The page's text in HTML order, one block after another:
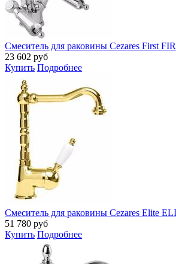
Смеситель для раковины Cezares First
23 602 руб
Купить Подробнее
Смеситель для раковины Cezares Elite
51 780 руб
Купить Подробнее